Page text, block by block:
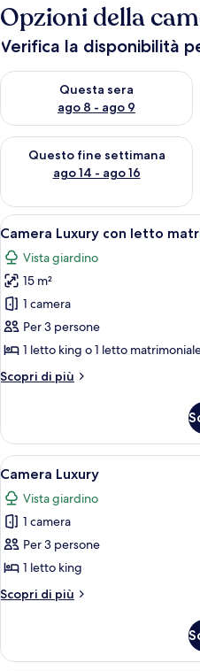
Opzioni della
Verifica la disponibilità
Questa sera
ago 8 - ago 9
Verifica la disponibilità per
Questo fine settimana
ago 14 - ago 16
Verifica la disponibilità per
Apri
tutte
le
foto
per
Camera
Luxury
letto
2
letti
singoli
23
Camera Luxury con letto
Vista giardino
15 m²
1 camera
Per 3 persone
1 letto king o 1 letto
Scopri di più
Altri
Luxury
con
letto
matrimoniale
o
2
letti
singoli
Apri
tutte
le
foto
per
Camera
Luxury
11
Camera Luxury
Vista giardino
1 camera
Per 3 persone
1 letto king
Scopri di più
Altri
Luxury